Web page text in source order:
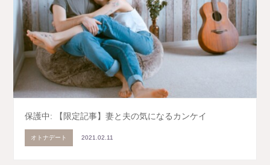
保護中: 【限定記事】妻と夫の気になるカンケイ
オトナデート 2021.02.11